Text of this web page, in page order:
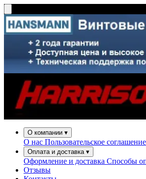
О компании ▾
О нас Пользовательское соглашение
Оплата и доставка ▾
Оформление и доставка Способы
Отзывы